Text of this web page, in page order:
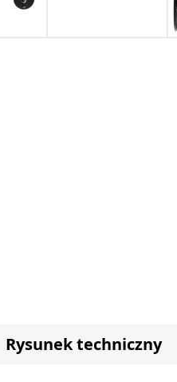
Rysunek techniczny